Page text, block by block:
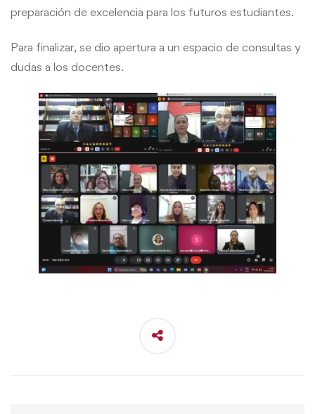
preparación de excelencia para los futuros estudiantes.
Para finalizar, se dio apertura a un espacio de consultas y
dudas a los docentes.